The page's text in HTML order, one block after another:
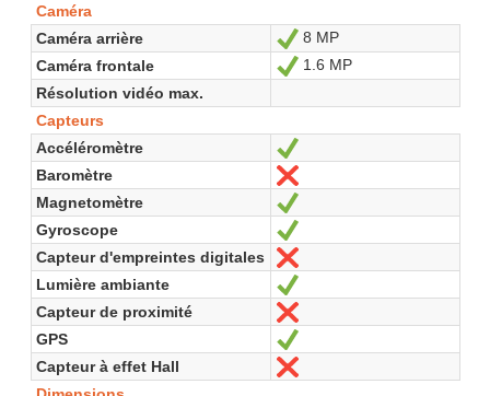
Caméra
Caméra arrière
Oui
8 MP
Caméra frontale
Oui
1.6 MP
Résolution vidéo max.
Capteurs
Accéléromètre
Baromètre
Non
Magnetomètre
Gyroscope
Oui
Capteur d'empreintes digitales
Non
Lumière ambiante
Oui
Capteur de proximité
Non
GPS
Oui
Capteur à effet Hall
Non